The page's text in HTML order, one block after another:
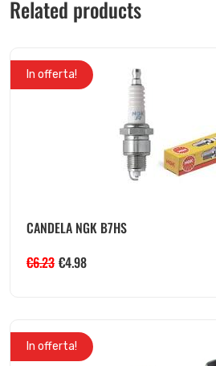
Related products
In offerta!
CANDELA NGK B7HS
€6.23 €4.98
In offerta!